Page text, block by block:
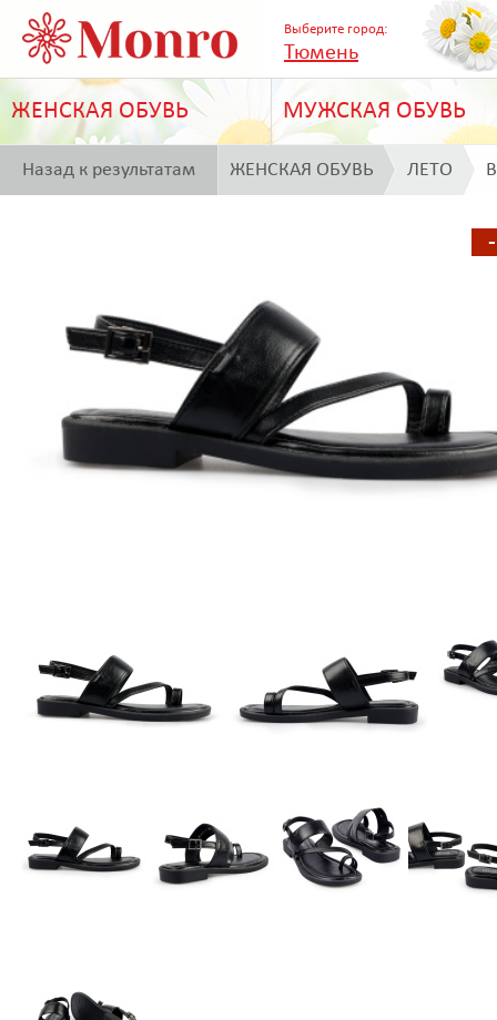
Выберите город:
Тюмень
ЖЕНСКАЯ ОБУВЬ МУЖСКАЯ ОБУВЬ
Назад к результатам ЖЕНСКАЯ ОБУВЬ ЛЕТО